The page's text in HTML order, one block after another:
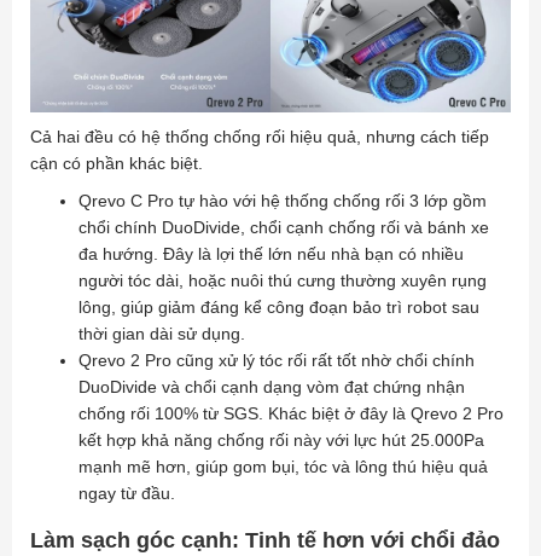
Cả hai đều có hệ thống chống rối hiệu quả, nhưng cách tiếp
cận có phần khác biệt.
Qrevo C Pro tự hào với hệ thống chống rối 3 lớp gồm
chổi chính DuoDivide, chổi cạnh chống rối và bánh xe
đa hướng. Đây là lợi thế lớn nếu nhà bạn có nhiều
người tóc dài, hoặc nuôi thú cưng thường xuyên rụng
lông, giúp giảm đáng kể công đoạn bảo trì robot sau
thời gian dài sử dụng.
Qrevo 2 Pro cũng xử lý tóc rối rất tốt nhờ chổi chính
DuoDivide và chổi cạnh dạng vòm đạt chứng nhận
chống rối 100% từ SGS. Khác biệt ở đây là Qrevo 2 Pro
kết hợp khả năng chống rối này với lực hút 25.000Pa
mạnh mẽ hơn, giúp gom bụi, tóc và lông thú hiệu quả
ngay từ đầu.
Làm sạch góc cạnh: Tinh tế hơn với chổi đảo